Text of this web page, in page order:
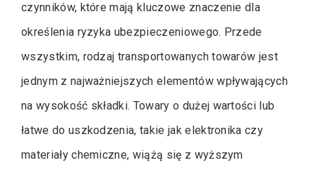
czynników, które mają kluczowe znaczenie dla
określenia ryzyka ubezpieczeniowego. Przede
wszystkim, rodzaj transportowanych towarów jest
jednym z najważniejszych elementów wpływających
na wysokość składki. Towary o dużej wartości lub
łatwe do uszkodzenia, takie jak elektronika czy
materiały chemiczne, wiążą się z wyższym